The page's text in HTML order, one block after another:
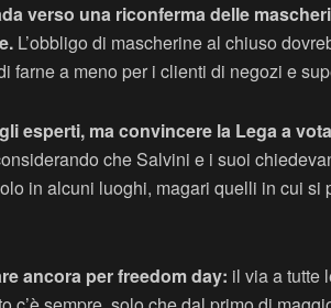
verso una riconferma delle
L’obbligo di mascherine al chiuso
farne a meno per i clienti di negozi e
esperti, ma convincere la Lega a
che Salvini e i suoi
in alcuni luoghi, magari quelli in cui
ancora per freedom day: il via a tutte